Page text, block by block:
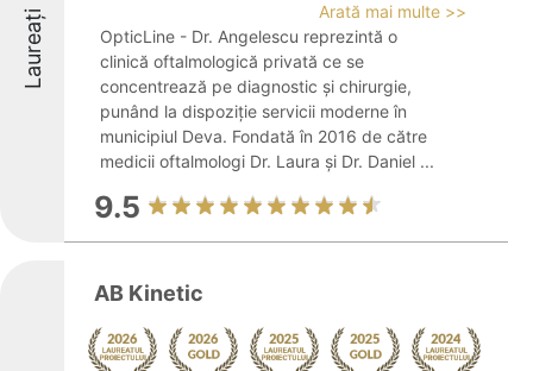
Laureați
Arată mai multe >>
OpticLine - Dr. Angelescu reprezintă o
clinică oftalmologică privată ce se
concentrează pe diagnostic și chirurgie,
punând la dispoziție servicii moderne în
municipiul Deva. Fondată în 2016 de către
medicii oftalmologi Dr. Laura și Dr. Daniel ...
9.5
AB Kinetic